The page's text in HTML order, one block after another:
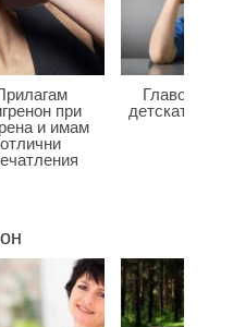
при
и имам
отлични
детската